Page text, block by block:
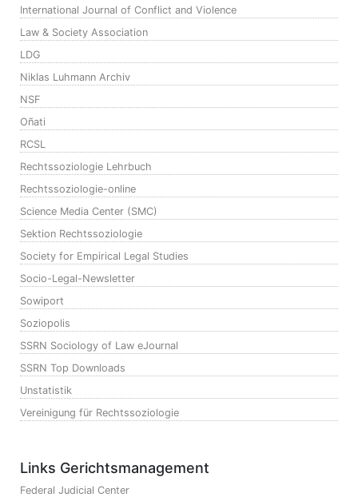
International Journal of Conflict and Violence
Law & Society Association
LDG
Niklas Luhmann Archiv
NSF
Oñati
RCSL
Rechtssoziologie Lehrbuch
Rechtssoziologie-online
Science Media Center (SMC)
Sektion Rechtssoziologie
Society for Empirical Legal Studies
Socio-Legal-Newsletter
Sowiport
Soziopolis
SSRN Sociology of Law eJournal
SSRN Top Downloads
Unstatistik
Vereinigung für Rechtssoziologie
Links Gerichtsmanagement
Federal Judicial Center